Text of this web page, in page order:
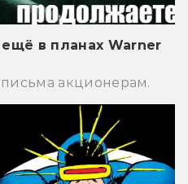
в планах Warner
акционерам.